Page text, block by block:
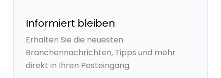
Informiert bleiben
Erhalten Sie die neuesten
Branchennachrichten, Tipps und mehr
direkt in Ihren Posteingang.